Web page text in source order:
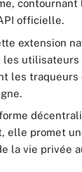
officielle.
extension
utilisateurs
les traqueurs
elle promet
la vie privée